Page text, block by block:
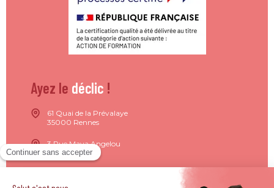
Ayez le déclic !
61 Quai de la Prévalaye
35000 Rennes
3 Rue Maya Angelou
44200 Nantes